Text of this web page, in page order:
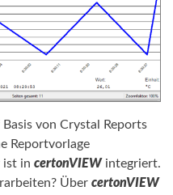
von Crystal Reports
Reportvorlage
ist in certonVIEW integriert.
Über certonVIEW